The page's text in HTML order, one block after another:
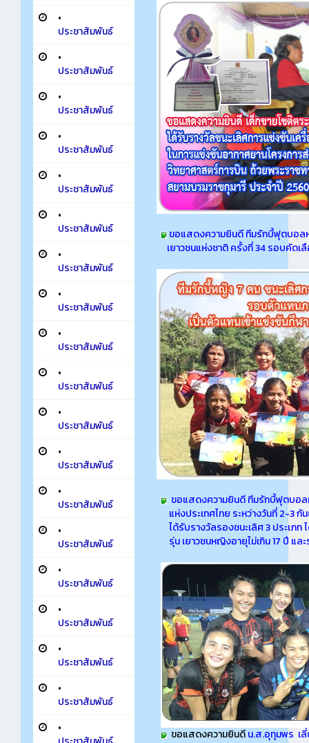
•
ประชาสัมพันธ์
•
ประชาสัมพันธ์
•
ประชาสัมพันธ์
•
ประชาสัมพันธ์
•
ประชาสัมพันธ์
•
ประชาสัมพันธ์
•
ประชาสัมพันธ์
•
ประชาสัมพันธ์
•
ประชาสัมพันธ์
•
ประชาสัมพันธ์
•
ประชาสัมพันธ์
•
ประชาสัมพันธ์
•
ประชาสัมพันธ์
•
ประชาสัมพันธ์
•
ประชาสัมพันธ์
•
ประชาสัมพันธ์
•
ประชาสัมพันธ์
•
ประชาสัมพันธ์
•
ขอแสดงความยินดี ทีมรักบี้ฟุตบอล
เยาวชนแห่งชาติ ครั้งที่ 34 รอบคัดเ
ขอแสดงความยินดี ทีมรักบี้ฟุตบอล
แห่งประเทศไทย ระหว่างวันที่ 2-3
ได้รับรางวัลรองชนะเลิศ 3 ประเภท
รุ่น เยาวชนหญิงอายุไม่เกิน 17 ปี แ
ขอแสดงความยินดีน.ส.อุทุมพร